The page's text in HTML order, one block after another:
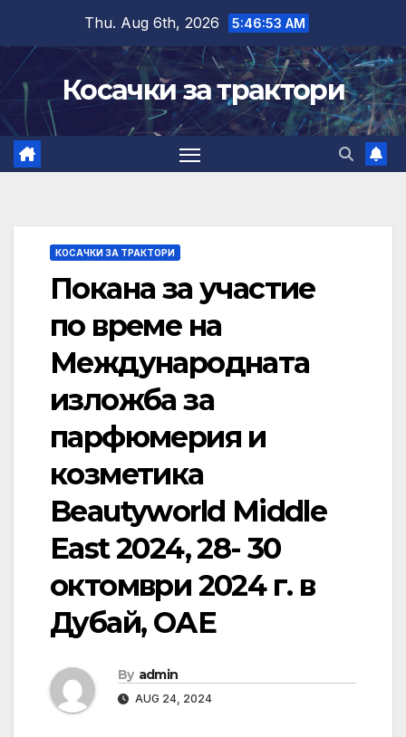
content
Thu. Aug 6th, 2026 5:46:54 AM
Косачки за трактори
КОСАЧКИ ЗА ТРАКТОРИ
Покана за участие
по време на
Международната
изложба за
парфюмерия и
козметика
Beautyworld Middle
East 2024, 28- 30
октомври 2024 г. в
Дубай, ОАЕ
By admin
AUG 24, 2024